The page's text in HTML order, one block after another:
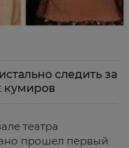
следить за
кумиров
театра
прошел первый